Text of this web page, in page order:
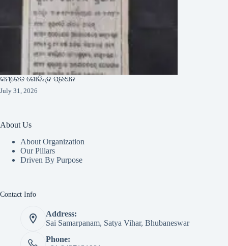
କମ୍ରେଡ ଗୋବିନ୍ଦ ପ୍ରଧାନ
July 31, 2026
About Us
About Organization
Our Pillars
Driven By Purpose​
Contact Info
Address:
Sai Samarpanam, Satya Vihar, Bhubaneswar
Phone: